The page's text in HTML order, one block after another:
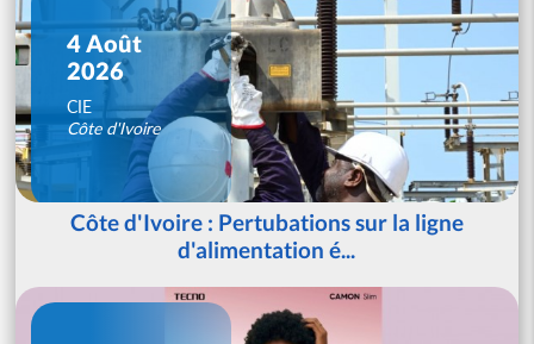
4 Août
2026
CIE
Côte d'Ivoire
Côte d'Ivoire : Pertubations sur la ligne
d'alimentation é...